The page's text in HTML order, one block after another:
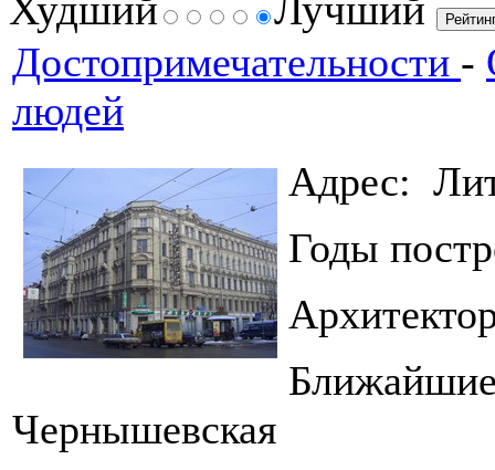
Достопримечательности -
людей
Адрес:
Годы
Чернышевская